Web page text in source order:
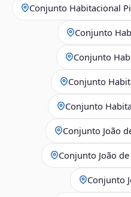
Conjunto Habitacional
Conjunto
Conjunto
Conjunto
Conjunto
Conjunto João
Conjunto João
Conjunto